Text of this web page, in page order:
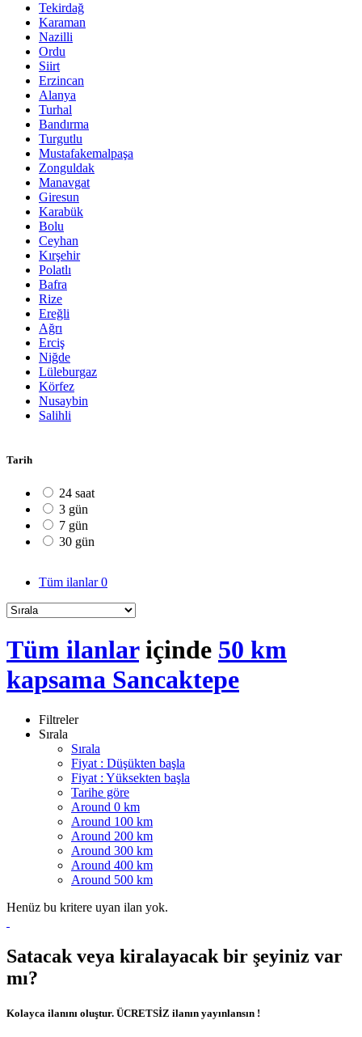
Tekirdağ
Karaman
Nazilli
Ordu
Siirt
Erzincan
Alanya
Turhal
Bandırma
Turgutlu
Mustafakemalpaşa
Zonguldak
Manavgat
Giresun
Karabük
Bolu
Ceyhan
Kırşehir
Polatlı
Bafra
Rize
Ereğli
Ağrı
Erciş
Niğde
Lüleburgaz
Körfez
Nusaybin
Salihli
Tarih
24 saat
3 gün
7 gün
30 gün
Tüm ilanlar0
Tüm ilanlariçinde 50 km
kapsama Sancaktepe
Filtreler
Sırala
Sırala
Fiyat : Düşükten başla
Fiyat : Yüksekten başla
Tarihe göre
Around 0 km
Around 100 km
Around 200 km
Around 300 km
Around 400 km
Around 500 km
Henüz bu kritere uyan ilan yok.
Satacak veya kiralayacak bir şeyiniz var
mı?
Kolayca ilanını oluştur. ÜCRETSİZ ilanın yayınlansın !